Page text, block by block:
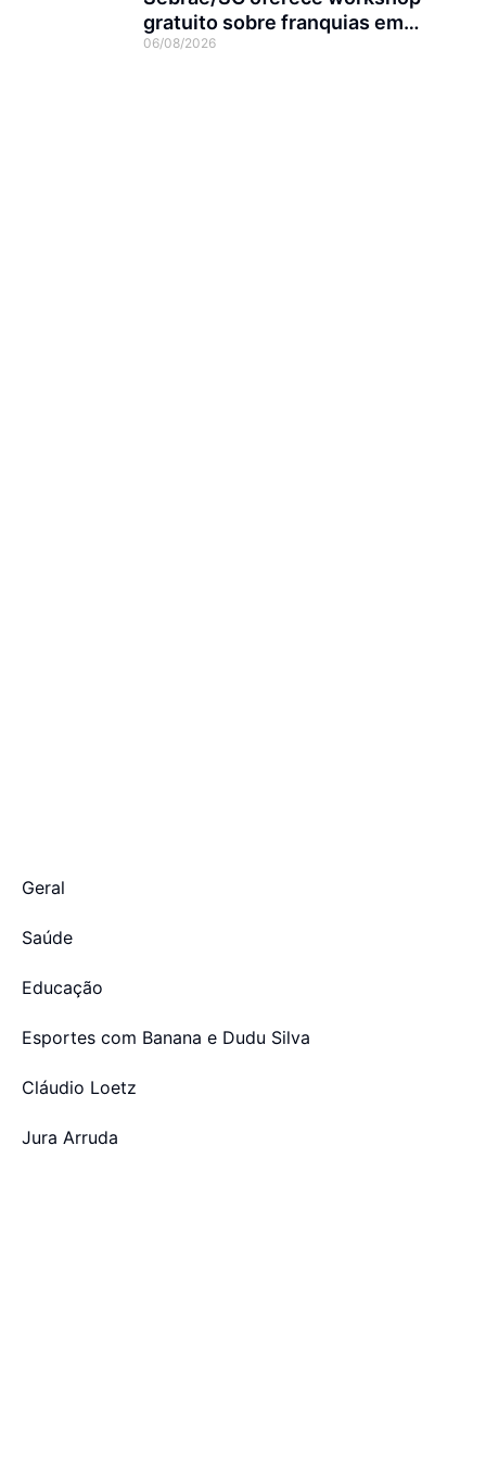
gratuito sobre franquias em
Joinville
06/08/2026
Geral
Saúde
Educação
Esportes com Banana e Dudu Silva
Cláudio Loetz
Jura Arruda